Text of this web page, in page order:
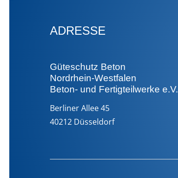
ADRESSE
Güteschutz Beton
Nordrhein-Westfalen
Beton- und Fertigteilwerke e.V.
Berliner Allee 45
40212 Düsseldorf